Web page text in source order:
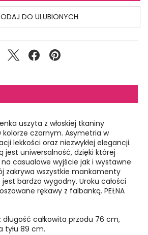
DO ULUBIONYCH
uszyta z włoskiej tkaniny
kolorze czarnym. Asymetria w
lekkości oraz niezwykłej elegancji.
jest uniwersalność, dzięki której
na casualowe wyjście jak i wystawne
zakrywa wszystkie mankamenty
bardzo wygodny. Uroku całości
rękawy z falbanką. PEŁNA
długość całkowita przodu 76 cm,
tyłu 89 cm.